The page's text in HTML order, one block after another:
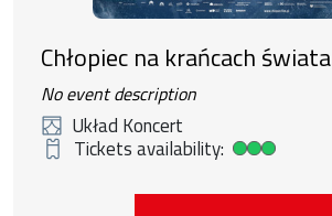
Chłopiec na krańcach świata
No event description
Układ Koncert
Tickets availability:
High ticket availability